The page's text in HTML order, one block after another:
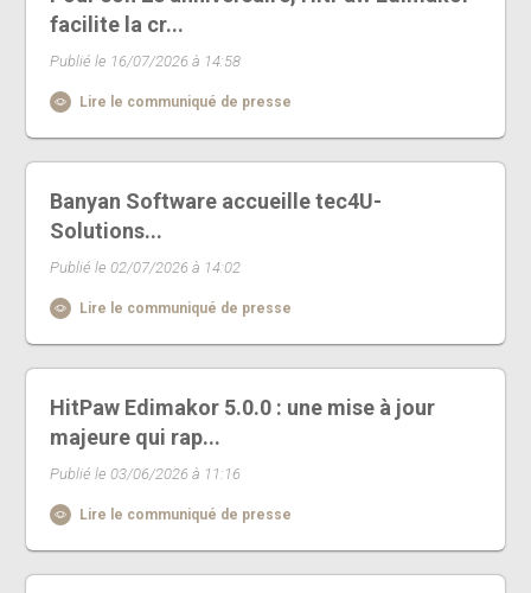
facilite la cr...
Publié le 16/07/2026 à 14:58
Lire le communiqué de presse
Banyan Software accueille tec4U-
Solutions...
Publié le 02/07/2026 à 14:02
Lire le communiqué de presse
HitPaw Edimakor 5.0.0 : une mise à jour
majeure qui rap...
Publié le 03/06/2026 à 11:16
Lire le communiqué de presse